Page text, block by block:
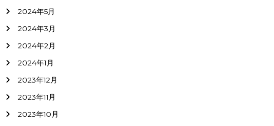
2024年5月
2024年3月
2024年2月
2024年1月
2023年12月
2023年11月
2023年10月